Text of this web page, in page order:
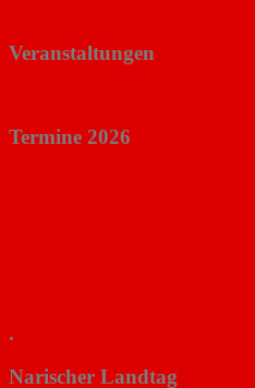
Veranstaltungen
Termine 2026
.
Narischer Landtag